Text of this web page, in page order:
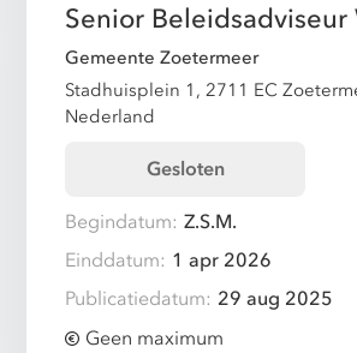
Senior Beleidsadviseur
Gemeente Zoetermeer
Stadhuisplein 1, 2711 EC
Nederland
Gesloten
Begindatum: Z.S.M.
Einddatum: 1 apr 2026
Publicatiedatum: 29 aug 2025
Geen maximum